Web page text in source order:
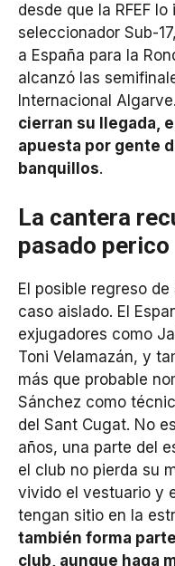
desde que la RFEF
seleccionador Sub-
a España para la
alcanzó las
Internacional Algarve.
cierran su llegada,
apuesta por gente
banquillos.
La cantera
pasado perico
El posible regreso
caso aislado. El
exjugadores como
Toni Velamazán, y
más que probable
Sánchez como
del Sant Cugat. No
años, una parte del
el club no pierda su
vivido el vestuario y
tengan sitio en la
también forma
club, aunque haga